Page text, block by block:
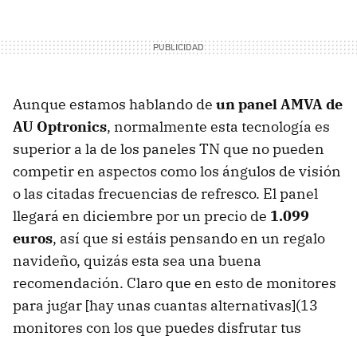
Aunque estamos hablando de un panel AMVA de
AU Optronics, normalmente esta tecnología es
superior a la de los paneles TN que no pueden
competir en aspectos como los ángulos de visión
o las citadas frecuencias de refresco. El panel
llegará en diciembre por un precio de 1.099
euros, así que si estáis pensando en un regalo
navideño, quizás esta sea una buena
recomendación. Claro que en esto de monitores
para jugar [hay unas cuantas alternativas](13
monitores con los que puedes disfrutar tus